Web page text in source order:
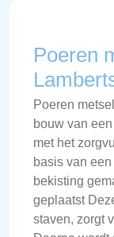
Poeren
Poeren
bouw van
met het
basis van
bekisting
geplaatst
staven, zorgt